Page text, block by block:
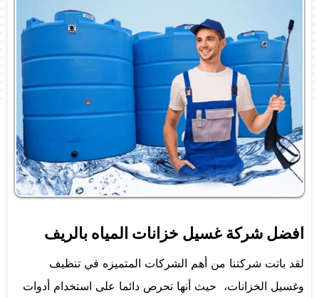
افضل شركة غسيل خزانات المياه بالريف
لقد باتت شركتنا من أهم الشركات المتميزه في تنظيف
وغسيل الخزانات، حيث أنها تحرص دائما على استخدام أدوات